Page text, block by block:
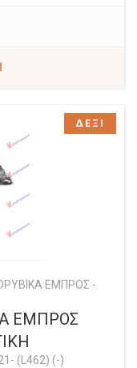
ΕΜΠΡΟΣ -
ΕΜΠΡΟΣ
(L462) (-)
ΔΕΞΙ